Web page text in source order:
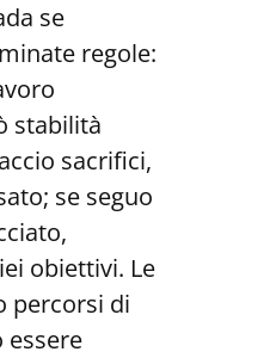
se
regole:
stabilità
sacrifici,
se seguo
obiettivi. Le
percorsi di
essere